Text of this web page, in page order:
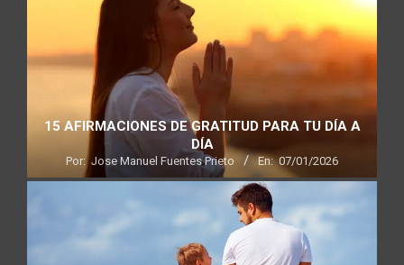
15 AFIRMACIONES DE GRATITUD PARA TU DÍA A
DÍA
Por: Jose Manuel Fuentes Prieto En: 07/01/2026